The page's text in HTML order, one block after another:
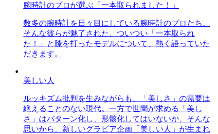
腕時計のプロが選ぶ「一本取られました！」
数多の腕時計を日々目にしている腕時計のプロたち。
そんな彼らが魅了された、ついつい「一本取られ
た！」と膝を打ったモデルについて、熱く語っていた
だきます。
美しい人
ルッキズム批判を生みながらも、「美しさ」の需要は
絶えることのない現代。一方で世間が求める「美し
さ」はパターン化し、形骸化してはいないか、そんな
思いから、新しいグラビア企画「美しい人」が生まれ